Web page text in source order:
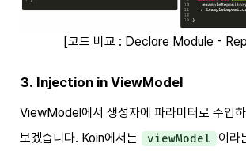
[코드 비교 : Declare Module -
3. Injection in ViewModel
ViewModel에서 생성자에 파라미터로 주입
보겠습니다. Koin에서는
viewModel
이라